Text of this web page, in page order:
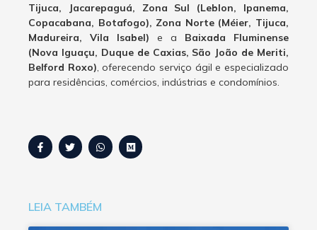
Tijuca, Jacarepaguá, Zona Sul (Leblon, Ipanema,
Copacabana, Botafogo), Zona Norte (Méier, Tijuca,
Madureira, Vila Isabel) e a Baixada Fluminense
(Nova Iguaçu, Duque de Caxias, São João de Meriti,
Belford Roxo), oferecendo serviço ágil e especializado
para residências, comércios, indústrias e condomínios.
LEIA TAMBÉM